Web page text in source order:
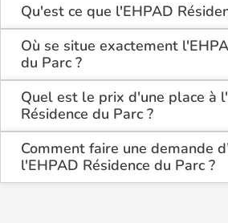
Qu'est ce que l'EHPAD
L'EHPAD Résidence du Parc est
retraite médicalisée de type
permanent , située à Meudon
Où se situe exactement
du Parc ?
L'EHPAD Résidence du Parc est
La Foret à Meudon (92190),
Seine (92).
Quel est le prix d'une place à
Résidence du Parc ?
L'EHPAD Résidence du Parc
logements en chambre simple à
par mois.
Comment faire une demande
l'EHPAD Résidence du Parc ?
La demande s’effectue